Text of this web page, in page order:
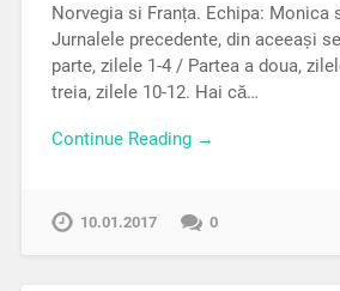
Norvegia si Franța. Echipa: Monica
Jurnalele precedente, din aceeași
parte, zilele 1-4 / Partea a doua,
treia, zilele 10-12. Hai că…
Continue Reading →
10.01.2017 0